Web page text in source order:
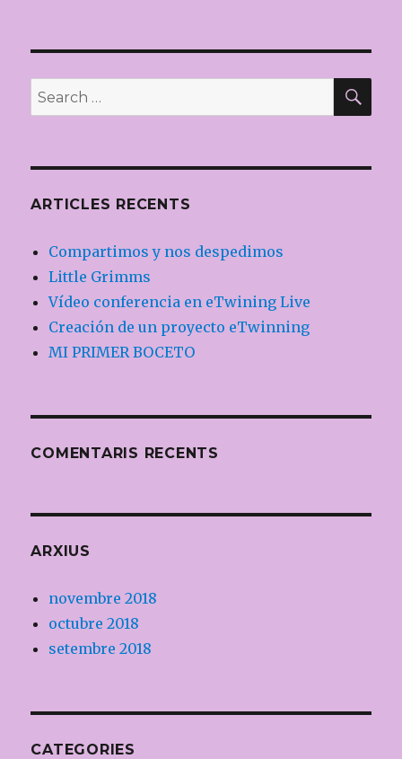
Search
for:
ARTICLES RECENTS
Compartimos y nos despedimos
Little Grimms
Vídeo conferencia en eTwining Live
Creación de un proyecto eTwinning
MI PRIMER BOCETO
COMENTARIS RECENTS
ARXIUS
novembre 2018
octubre 2018
setembre 2018
CATEGORIES